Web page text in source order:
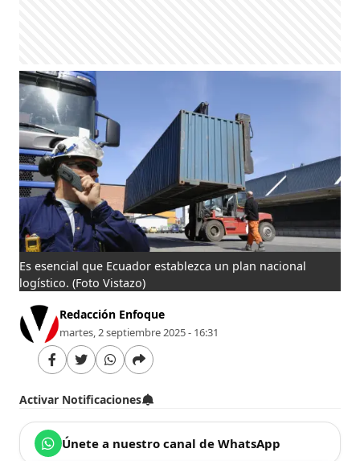
Es esencial que Ecuador establezca un plan nacional
logístico. (Foto Vistazo)
Redacción Enfoque
martes, 2 septiembre 2025 - 16:31
Activar Notificaciones
Únete a nuestro canal de WhatsApp